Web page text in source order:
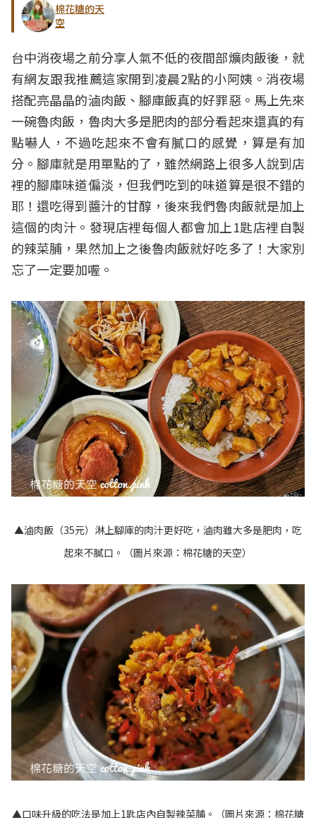
棉花糖的天
空
台中消夜場之前分享人氣不低的夜間部爌肉飯後，就
有網友跟我推薦這家開到凌晨2點的小阿姨。消夜場
搭配亮晶晶的滷肉飯、腳庫飯真的好罪惡。馬上先來
一碗魯肉飯，魯肉大多是肥肉的部分看起來還真的有
點嚇人，不過吃起來不會有膩口的感覺，算是有加
分。腳庫就是用單點的了，雖然網路上很多人說到店
裡的腳庫味道偏淡，但我們吃到的味道算是很不錯的
耶！還吃得到醬汁的甘醇，後來我們魯肉飯就是加上
這個的肉汁。發現店裡每個人都會加上1匙店裡自製
的辣菜脯，果然加上之後魯肉飯就好吃多了！大家別
忘了一定要加喔。
▲滷肉飯（35元）淋上腳庫的肉汁更好吃，滷肉雖大多是肥肉，吃
起來不膩口。（圖片來源： 棉花糖的天空）
▲口味升級的吃法是加上1匙店內自製辣菜脯。（圖片來源： 棉花糖